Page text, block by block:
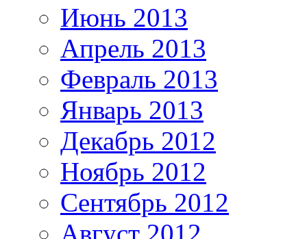
Июнь 2013
Апрель 2013
Февраль 2013
Январь 2013
Декабрь 2012
Ноябрь 2012
Сентябрь 2012
Август 2012